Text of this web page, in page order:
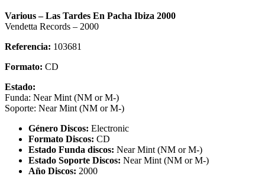
Various – Las Tardes En Pacha Ibiza 2000
Vendetta Records – 2000
Referencia: 103681
Formato: CD
Estado:
Funda: Near Mint (NM or M-)
Soporte: Near Mint (NM or M-)
Género Discos: Electronic
Formato Discos: CD
Estado Funda discos: Near Mint (NM or M-)
Estado Soporte Discos: Near Mint (NM or M-)
Año Discos: 2000